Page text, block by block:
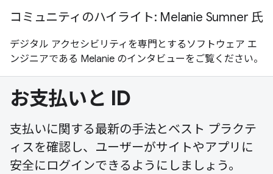
コミュニティのハイライト: Melanie Sumner 氏
デジタル アクセシビリティを専門とするソフトウェア エ
ンジニアである Melanie のインタビューをご覧ください。
お支払いと ID
支払いに関する最新の手法とベスト プラクテ
ィスを確認し、ユーザーがサイトやアプリに
安全にログインできるようにしましょう。